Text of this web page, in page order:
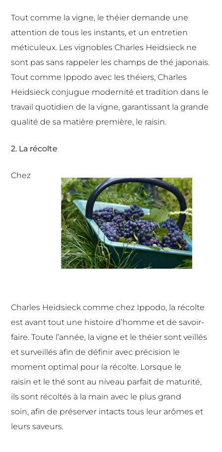
Tout comme la vigne, le théier demande une
attention de tous les instants, et un entretien
méticuleux. Les vignobles Charles Heidsieck ne
sont pas sans rappeler les champs de thé japonais.
Tout comme Ippodo avec les théiers, Charles
Heidsieck conjugue modernité et tradition dans le
travail quotidien de la vigne, garantissant la grande
qualité de sa matière première, le raisin.
2. La récolte
Chez
Charles Heidsieck comme chez Ippodo, la récolte
est avanttout une histoire d’homme et de savoir-
faire. Toute l’année, la vigne et le théier sont veillés
etsurveillés afin de définir avec précision le
moment optimal pour la récolte. Lorsque le
raisinet le thé sont au niveau parfaitde maturité,
ils sont récoltés à la main avec le plus grand
soin, afin de préserver intacts tous leur arômes et
leurs saveurs.